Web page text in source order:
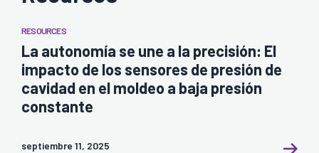
RESOURCES
La autonomía se une a la precisión: El
impacto de los sensores de presión de
cavidad en el moldeo a baja presión
constante
septiembre 11, 2025